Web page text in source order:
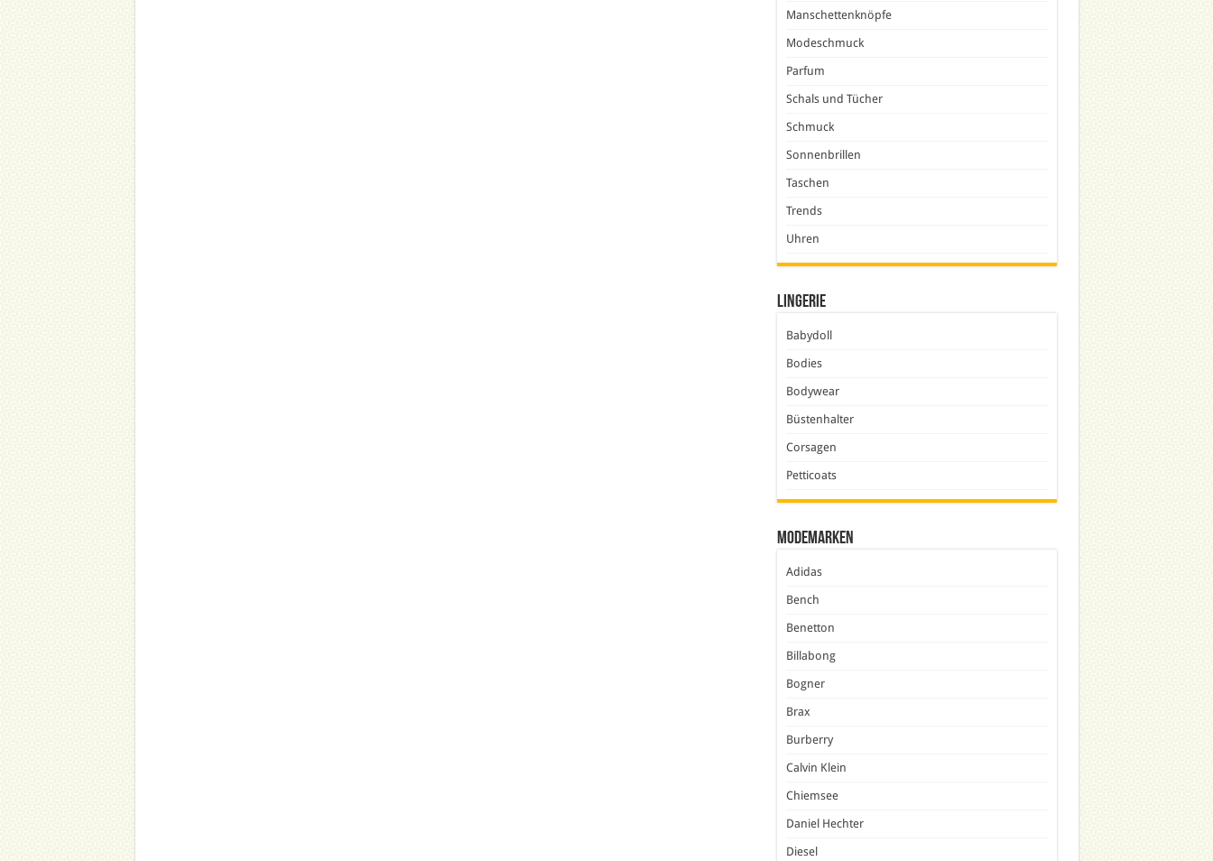
Manschettenknöpfe
Modeschmuck
Parfum
Schals und Tücher
Schmuck
Sonnenbrillen
Taschen
Trends
Uhren
Lingerie
Babydoll
Bodies
Bodywear
Büstenhalter
Corsagen
Petticoats
Modemarken
Adidas
Bench
Benetton
Billabong
Bogner
Brax
Burberry
Calvin Klein
Chiemsee
Daniel Hechter
Diesel